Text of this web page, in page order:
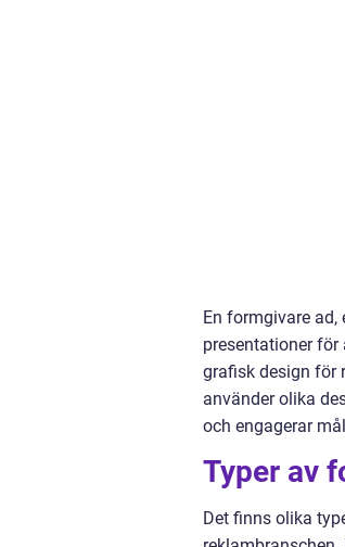
En formgivare
presentationer
grafisk design för
använder olika
och engagerar
Typer av
Det finns olika